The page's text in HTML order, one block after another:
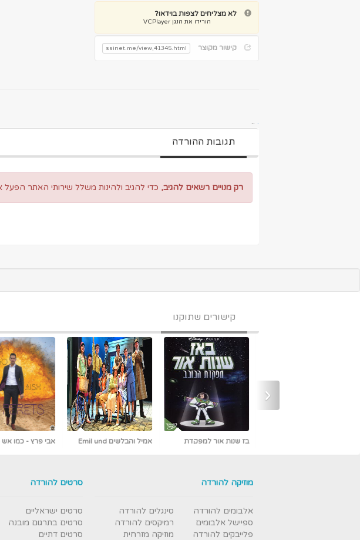
דיווח על תוכן מפר זכויות
לא מצליחים לצפות בוידאו?
הורידו את הנגן VCPlayer
קישור מקוצר
.
תגובות ההורדה
רק מנויים רשאים להגיב, כדי להגיב ולהינות משלל שירותי האתר הפעל
..
קישורים שתוקנו
אמיל והבלשים Emil und
אבי פרץ - כמו אש - אלבום
מפלצת של בית -
‹
מוזיקה להורדה
אלבומים להורדה
סינגלים להורדה
ספיישל אלבומים
רמיקסים להורדה
פלייבקים להורדה
מוזיקה מזרחית
סרטים להורדה
סרטים ישראליים
סרטים בתרגום מובנה
סרטים דתיים